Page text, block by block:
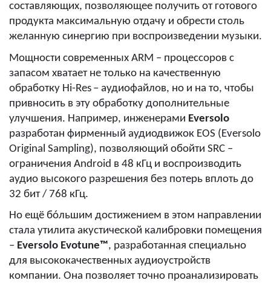
составляющих, позволяющее получить от готового
продукта максимальную отдачу и обрести столь
желанную синергию при воспроизведении музыки.
Мощности современных ARM – процессоров с
запасом хватает не только на качественную
обработку Hi-Res – аудиофайлов, но и на то, чтобы
привносить в эту обработку дополнительные
улучшения. Например, инженерами Eversolo
разработан фирменный аудиодвижок EOS (Eversolo
Original Sampling), позволяющий обойти SRC –
ограничения Android в 48 кГц и воспроизводить
аудио высокого разрешения без потерь вплоть до
32 бит / 768 кГц.
Но ещё бóльшим достижением в этом направлении
стала утилита акустической калибровки помещения
– Eversolo Evotune™, разработанная специально
для высококачественных аудиоустройств
компании. Она позволяет точно проанализировать